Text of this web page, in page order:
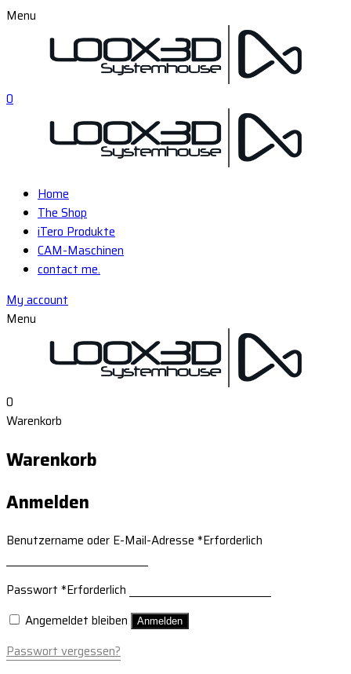
Menu
0
Home
The Shop
iTero Produkte
CAM-Maschinen
contact me.
My account
Menu
0
Warenkorb
Warenkorb
Anmelden
Benutzername oder E-Mail-Adresse *Erforderlich
Passwort *Erforderlich
Angemeldet bleiben
Anmelden
Passwort vergessen?